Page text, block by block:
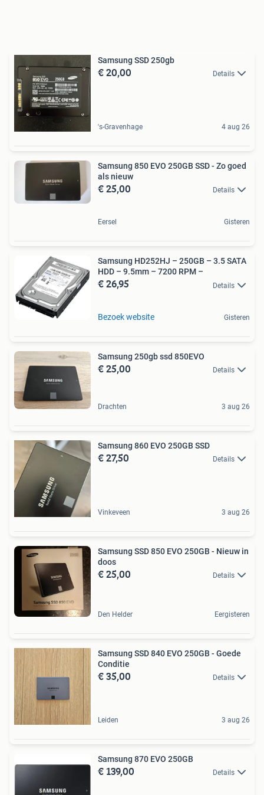
Samsung SSD 250gb
€ 20,00 Details
's-Gravenhage 4 aug 26
Samsung 850 EVO 250GB SSD - Zo goed
als nieuw
€ 25,00 Details
Eersel Gisteren
Samsung HD252HJ – 250GB – 3.5 SATA
HDD – 9.5mm – 7200 RPM –
€ 26,95 Details
Bezoek website Gisteren
Samsung 250gb ssd 850EVO
€ 25,00 Details
Drachten 3 aug 26
Samsung 860 EVO 250GB SSD
€ 27,50 Details
Vinkeveen 3 aug 26
Samsung SSD 850 EVO 250GB - Nieuw in
doos
€ 25,00 Details
Den Helder Eergisteren
Samsung SSD 840 EVO 250GB - Goede
Conditie
€ 35,00 Details
Leiden 3 aug 26
Samsung 870 EVO 250GB
€ 139,00 Details